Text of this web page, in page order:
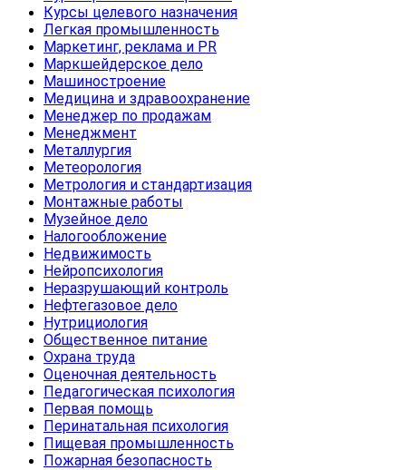
Курсы целевого назначения
Легкая промышленность
Маркетинг, реклама и PR
Маркшейдерское дело
Машиностроение
Медицина и здравоохранение
Менеджер по продажам
Менеджмент
Металлургия
Метеорология
Метрология и стандартизация
Монтажные работы
Музейное дело
Налогообложение
Недвижимость
Нейропсихология
Неразрушающий контроль
Нефтегазовое дело
Нутрициология
Общественное питание
Охрана труда
Оценочная деятельность
Педагогическая психология
Первая помощь
Перинатальная психология
Пищевая промышленность
Пожарная безопасность